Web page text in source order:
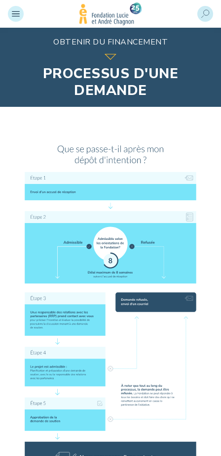
OBTENIR DU FINANCEMENT
PROCESSUS D'UNE
DEMANDE